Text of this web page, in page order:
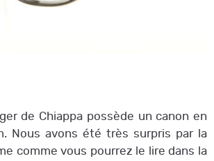
de Chiappa possède un canon en
Nous avons été très surpris par la
comme vous pourrez le lire dans la